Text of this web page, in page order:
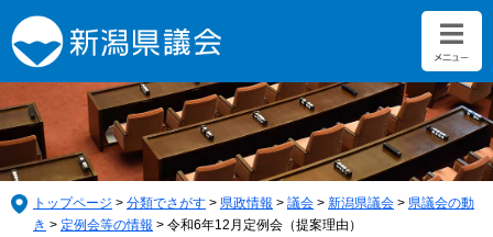
ー
ジ
の
先
頭
で
す。
ニ
ュ
ー
を
飛
ば
し
て
トップページ > 分類でさがす > 県政情報 > 議会 > 新潟県議会 > 県議会の動
き > 定例会等の情報 > 令和6年12月定例会（提案理由）